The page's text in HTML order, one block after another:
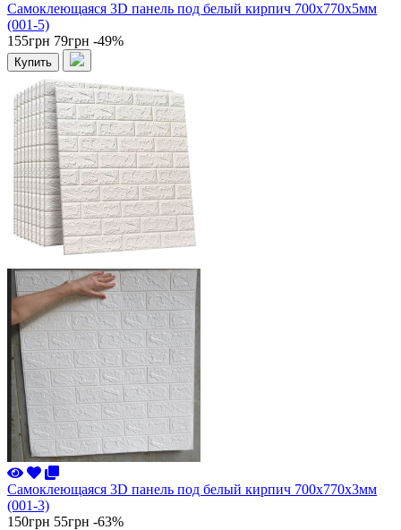
Самоклеющаяся 3D панель под белый кирпич 700x770x5мм
(001-5)
155грн 79грн -49%
Купить
Самоклеющаяся 3D панель под белый кирпич 700x770x3мм
(001-3)
150грн 55грн -63%